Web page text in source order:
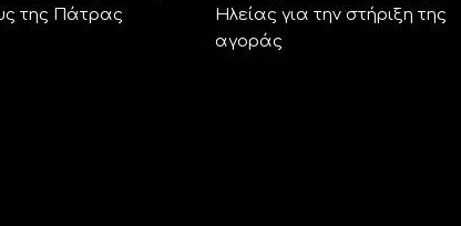
της Πάτρας
Ηλείας για την στήριξη της
αγοράς